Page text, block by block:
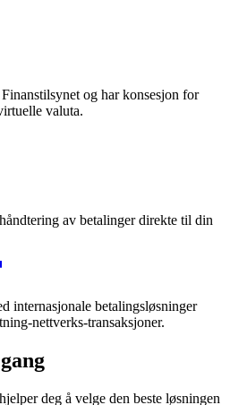
og har konsesjon for
valuta.
av betalinger direkte til din
internasjonale betalingsløsninger
nettverks-transaksjoner.
deg å velge den beste løsningen